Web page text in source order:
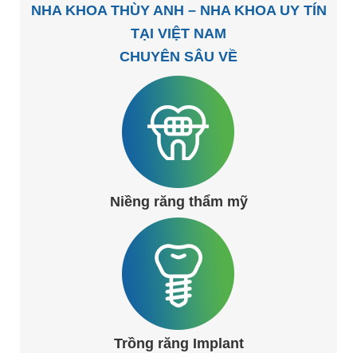
NHA KHOA THÙY ANH – NHA KHOA UY TÍN
TẠI VIỆT NAM
CHUYÊN SÂU VỀ
Niềng răng thẩm mỹ
Trồng răng Implant